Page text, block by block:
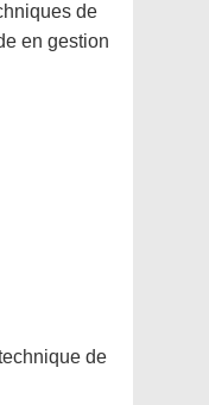
de
en gestion
de